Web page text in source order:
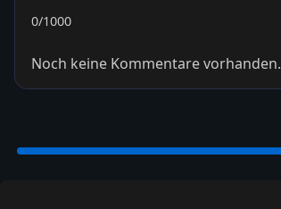
0/1000
Noch keine Kommentare vorhanden.